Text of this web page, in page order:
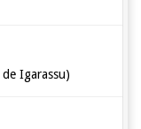
Igarassu)